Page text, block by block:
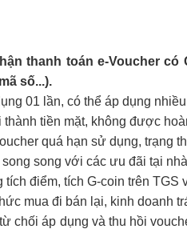
thanh toán e-Voucher
số...).
01 lần, có thể áp dụng
thành tiền mặt, không được
quá hạn sử dụng, trạng
song với các ưu đãi tại
tích điểm, tích G-coin trên
mua đi bán lại, kinh doanh
chối áp dụng và thu hồi